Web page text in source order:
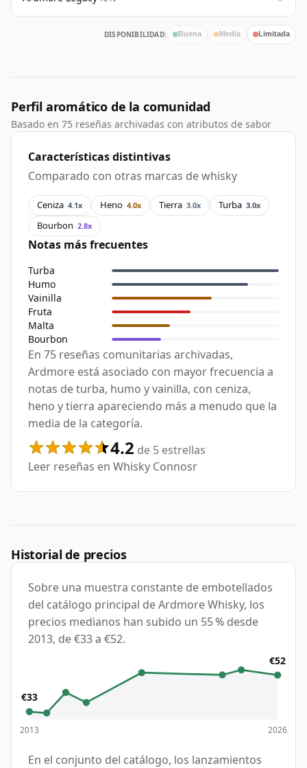
DISPONIBILIDAD: Buena Media Limitada
Perfil aromático de la comunidad
Basado en 75 reseñas archivadas con atributos de sabor
Características distintivas
Comparado con otras marcas de whisky
Ceniza 4.1x Heno 4.0x Tierra 3.0x Turba 3.0x
Bourbon 2.8x
Notas más frecuentes
Turba
Humo
Vainilla
Fruta
Malta
Bourbon
En 75 reseñas comunitarias archivadas,
Ardmore está asociado con mayor frecuencia a
notas de turba, humo y vainilla, con ceniza,
heno y tierra apareciendo más a menudo que la
media de la categoría.
4.2 de 5 estrellas
Leer reseñas en Whisky Connosr
Historial de precios
Sobre una muestra constante de embotellados
del catálogo principal de Ardmore Whisky, los
precios medianos han subido un 55 % desde
2013, de €33 a €52.
€33
2013
€52
2026
En el conjunto del catálogo, los lanzamientos